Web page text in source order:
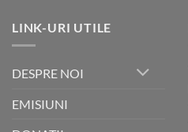
LINK-URI UTILE
DESPRE NOI
EMISIUNI